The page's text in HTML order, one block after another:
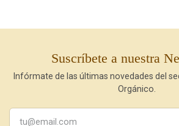
Suscríbete a nuestra
Infórmate de las últimas novedades del
Orgánico.